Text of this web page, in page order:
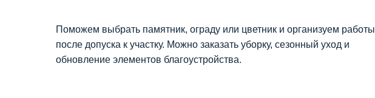
Поможем выбрать памятник, ограду или цветник и организуем работы
после допуска к участку. Можно заказать уборку, сезонный уход и
обновление элементов благоустройства.